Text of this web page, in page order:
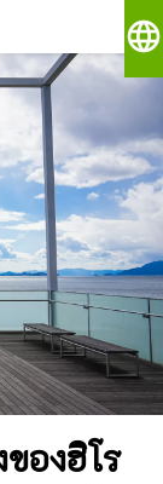
language
ของฮิโร